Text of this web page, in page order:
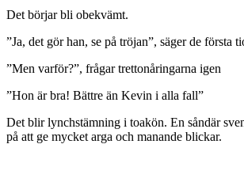
Det börjar bli obekvämt.
”Ja, det gör han, se på tröjan”, säger de första
”Men varför?”, frågar trettonåringarna igen
”Hon är bra! Bättre än Kevin i alla fall”
Det blir lynchstämning i toakön. En såndär
på att ge mycket arga och manande blickar.